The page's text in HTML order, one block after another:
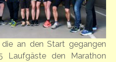
an den Start gegangen
Laufgäste den Marathon